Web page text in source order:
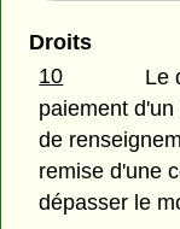
Droits
10
Le
paiement
de
remise d'une
dépasser le